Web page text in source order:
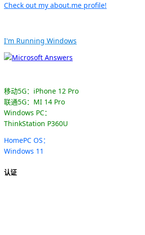
Check out my about.me profile!
I'm Running Windows
移动5G：iPhone 12 Pro
联通5G：MI 14 Pro
Windows PC：
ThinkStation P360U
HomePC OS：
Windows 11
认证